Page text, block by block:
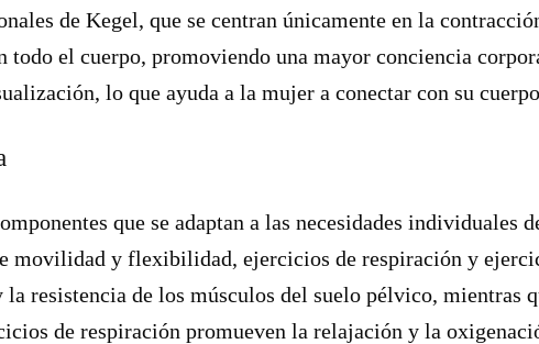
de Kegel, que se centran únicamente en la
el cuerpo, promoviendo una mayor conciencia
lo que ayuda a la mujer a conectar con su
que se adaptan a las necesidades individuales
y flexibilidad, ejercicios de respiración y
resistencia de los músculos del suelo pélvico,
de respiración promueven la relajación y la